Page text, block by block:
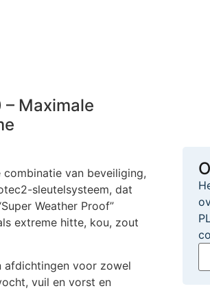
Maximale
van beveiliging,
sleutelsysteem, dat
Weather Proof”
extreme hitte, kou, zout
afdichtingen voor zowel
vuil en vorst en